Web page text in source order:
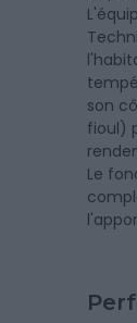
son
fioul)
Le